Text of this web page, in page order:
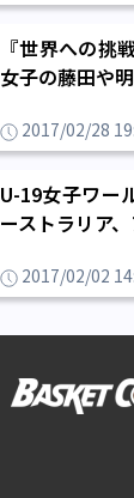
『世界への挑
女子の藤田や
2017/02/28
U-19女子ワー
ーストラリア
2017/02/02